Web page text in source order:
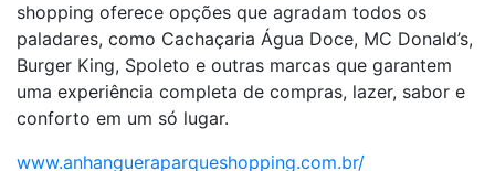
shopping oferece opções que agradam todos os
paladares, como Cachaçaria Água Doce, MC Donald’s,
Burger King, Spoleto e outras marcas que garantem
uma experiência completa de compras, lazer, sabor e
conforto em um só lugar.
www.anhangueraparqueshopping.com.br/